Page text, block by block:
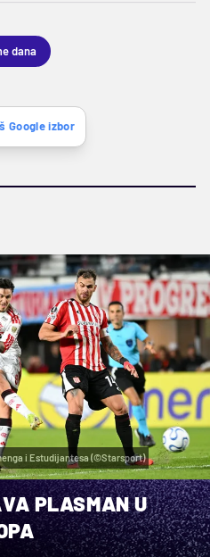
dana
Google izbor
i Estudijantesa (©Starsport)
PLASMAN U